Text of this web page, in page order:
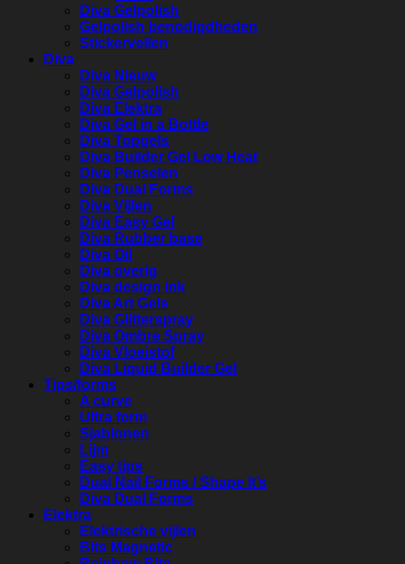
Diva Gelpolish
Gelpolish benodigdheden
Stickervellen
Diva
Diva Nieuw
Diva Gelpolish
Diva Elektra
Diva Gel in a Bottle
Diva Topgels
Diva Builder Gel Low Heat
Diva Penselen
Diva Dual Forms
Diva Vijlen
Diva Easy Gel
Diva Rubber base
Diva Oil
Diva overig
Diva design ink
Diva Art Gels
Diva Glitterspray
Diva Ombre Spray
Diva Vloeistof
Diva Liquid Builder Gel
Tips/forms
A curve
Ultra form
Sjablonen
Lijm
Easy tips
Dual Nail Forms / Shape It’s
Diva Dual Forms
Elektra
Elektrische vijlen
Bits Magnetic